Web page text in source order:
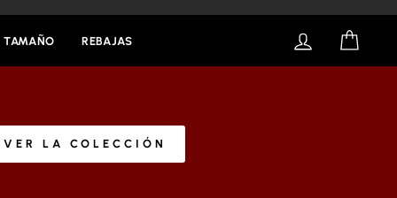
TAMAÑO REBAJAS INICIAR
VER LA COLECCIÓN